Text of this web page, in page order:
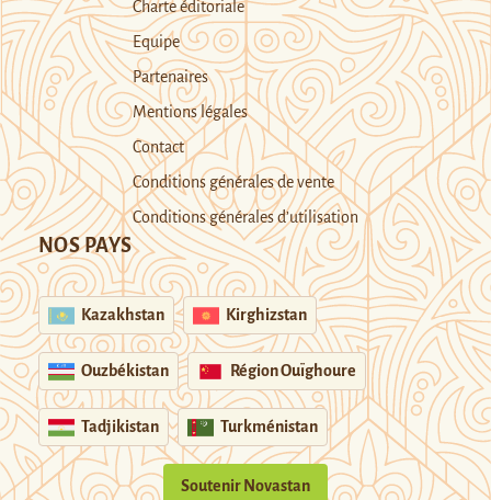
Charte éditoriale
Equipe
Partenaires
Mentions légales
Contact
Conditions générales de vente
Conditions générales d’utilisation
NOS PAYS
Kazakhstan Kirghizstan
Ouzbékistan Région Ouïghoure
Tadjikistan Turkménistan
Soutenir Novastan